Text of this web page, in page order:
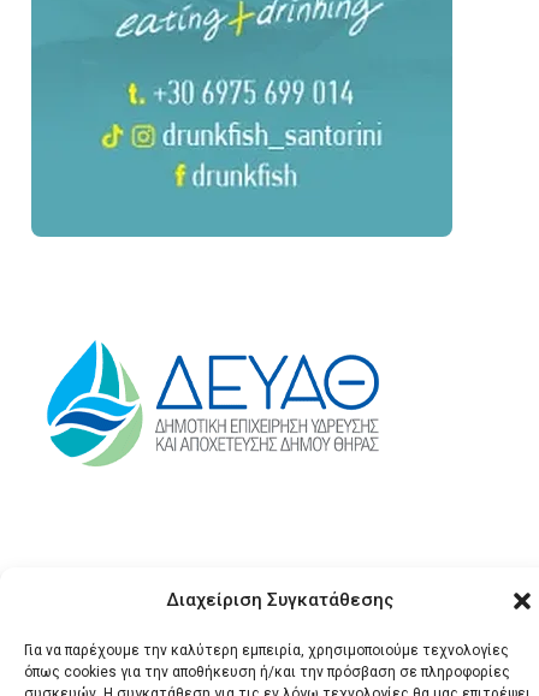
Διαχείριση Συγκατάθεσης
Για να παρέχουμε την καλύτερη εμπειρία, χρησιμοποιούμε τεχνολογίες
όπως cookies για την αποθήκευση ή/και την πρόσβαση σε πληροφορίες
© 2026 Santonews - Όλα